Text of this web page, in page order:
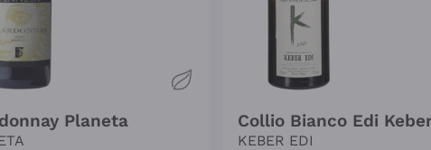
Planeta Collio Bianco Edi
KEBER EDI